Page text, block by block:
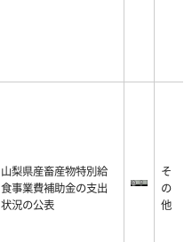
山梨県産畜産物特別給
食事業費補助金の支出
状況の公表
そ
の
他